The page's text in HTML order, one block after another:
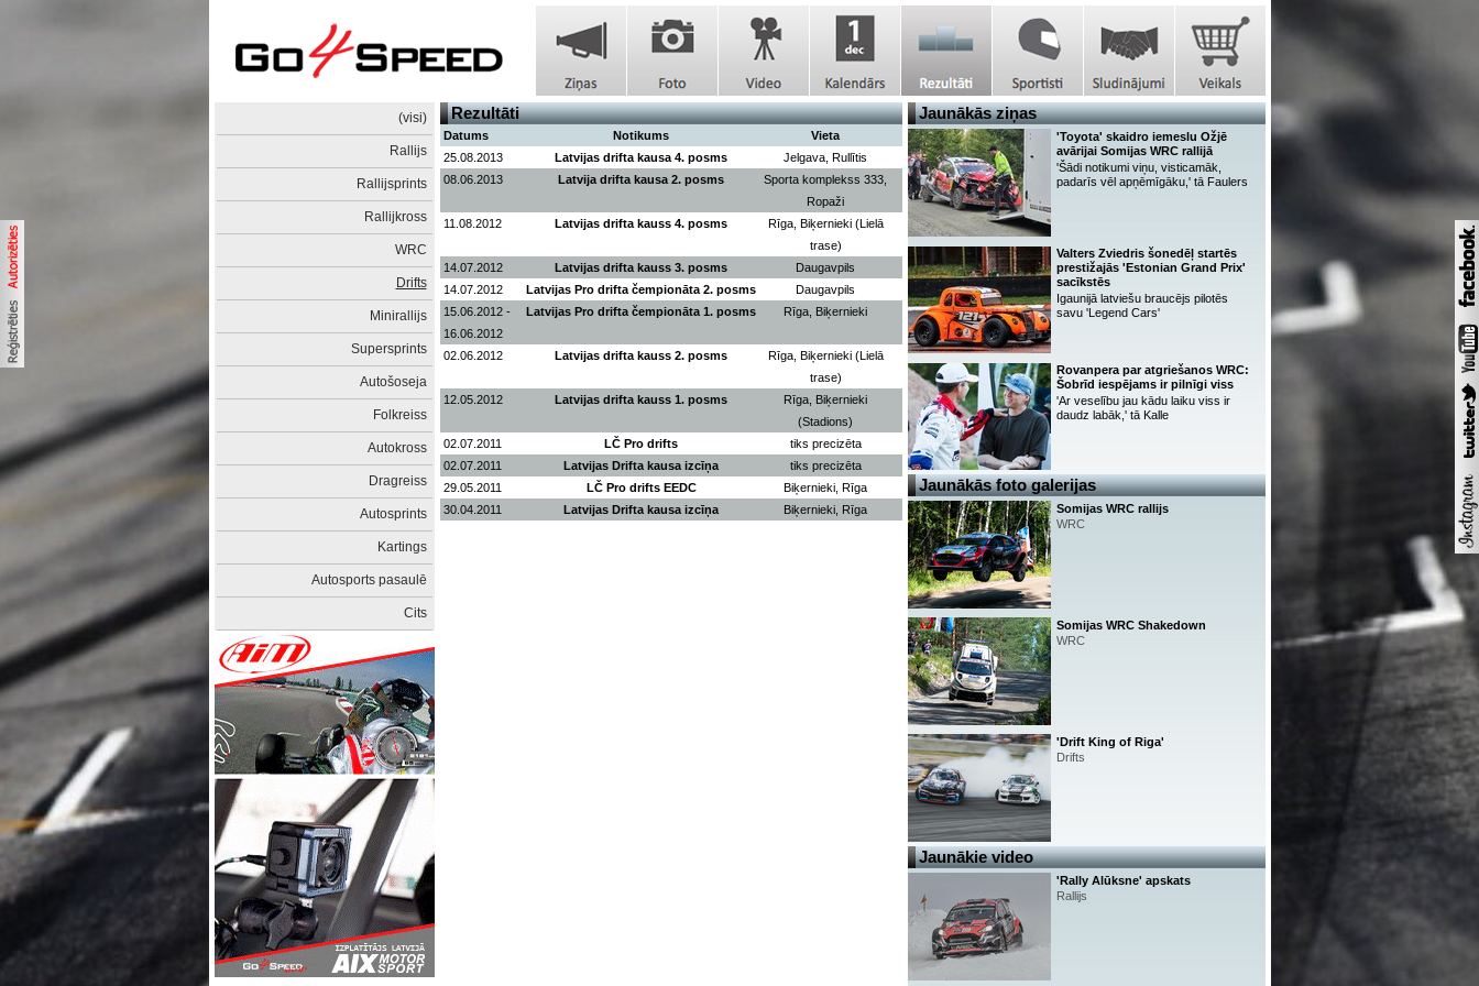
(visi)
Rallijs
Rallijsprints
Rallijkross
WRC
Drifts
Minirallijs
Supersprints
Autošoseja
Folkreiss
Autokross
Dragreiss
Autosprints
Kartings
Autosports pasaulē
Cits
Rezultāti
Datums Notikums
Vieta
25.08.2013
Latvijas drifta kausa 4. posms
Jelgava, Rullītis
08.06.2013
Latvija drifta kausa 2. posms
Sporta komplekss 333,
Ropaži
11.08.2012
Latvijas drifta kauss 4. posms
Rīga, Biķernieki (Lielā
trase)
14.07.2012
Latvijas drifta kauss 3. posms
Daugavpils
14.07.2012
Latvijas Pro drifta čempionāta 2. posms
Daugavpils
15.06.2012 -
16.06.2012
Latvijas Pro drifta čempionāta 1. posms Rīga, Biķernieki
02.06.2012 Latvijas drifta kauss 2. posms
Rīga, Biķernieki (Lielā
trase)
12.05.2012
Latvijas drifta kauss 1. posms
Rīga, Biķernieki
(Stadions)
02.07.2011
LČ Pro drifts
tiks precizēta
02.07.2011
Latvijas Drifta kausa izcīņa
tiks precizēta
29.05.2011
LČ Pro drifts EEDC
Biķernieki, Rīga
30.04.2011
Latvijas Drifta kausa izcīņa Biķernieki, Rīga
Jaunākās ziņas
'Toyota' skaidro iemeslu Ožjē
avārijai Somijas WRC rallijā
'Šādi notikumi viņu, visticamāk,
padarīs vēl apņēmīgāku,' tā Faulers
Valters Zviedris šonedēļ startēs
prestižajās 'Estonian Grand Prix'
sacīkstēs
Igaunijā latviešu braucējs pilotēs
savu 'Legend Cars'
Rovanpera par atgriešanos WRC:
Šobrīd iespējams ir pilnīgi viss
'Ar veselību jau kādu laiku viss ir
daudz labāk,' tā Kalle
Jaunākās foto galerijas
Somijas WRC rallijs
WRC
Somijas WRC Shakedown
WRC
'Drift King of Riga'
Drifts
Jaunākie video
'Rally Alūksne' apskats
Rallijs